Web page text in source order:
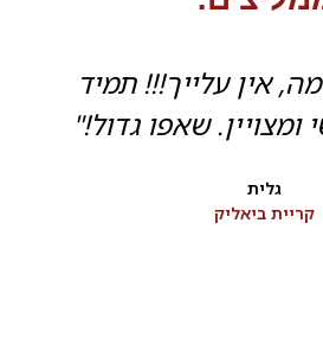
אין עלייך!!! תמיד
שאפו גדול!"
גלית
קריית ביאליק